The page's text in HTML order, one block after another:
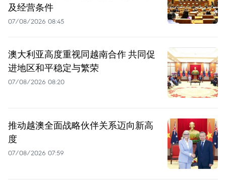
及经营条件
07/08/2026 08:45
澳大利亚高度重视同越南合作 共同促
进地区和平稳定与繁荣
07/08/2026 08:20
推动越澳全面战略伙伴关系迈向新高
度
07/08/2026 07:59